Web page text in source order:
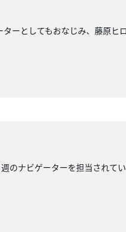
ーとしてもおなじみ、藤原
のナビゲーターを担当されて